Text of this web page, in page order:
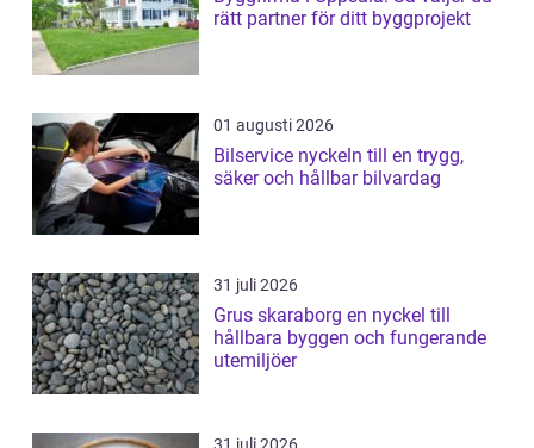
rätt partner för ditt byggprojekt
01 augusti 2026
Bilservice nyckeln till en trygg,
säker och hållbar bilvardag
31 juli 2026
Grus skaraborg en nyckel till
hållbara byggen och fungerande
utemiljöer